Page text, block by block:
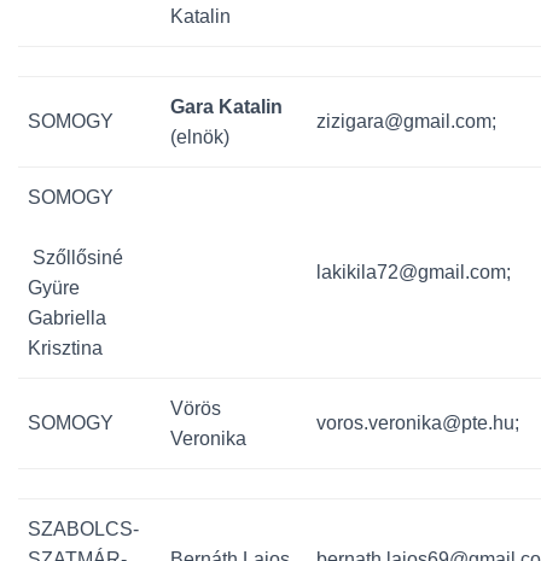
Katalin
SOMOGY
Gara Katalin
(elnök)
zizigara@gmail.com;
SOMOGY
Szőllősiné
Gyüre
Gabriella
Krisztina
lakikila72@gmail.com;
SOMOGY
Vörös
Veronika
voros.veronika@pte.hu;
SZABOLCS-